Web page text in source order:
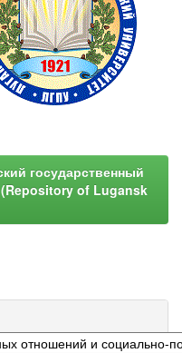
государственный
(Repository of Lugansk